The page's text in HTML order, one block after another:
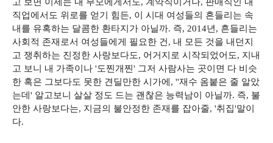
직업에서도 위로를 얻기 힘든, 이 시대 여성들의 흔들리는 속
내를 유혹하는 달콤한 환타지가 아닐까. 즉, 2014년, 흔들리는
사회적 존재로서 여성들에게 필요한 건, 내 모든 것을 내던지
고 쟁취하는 진정한 사랑보다도, 어거지로 시작되었어도, 지내
고 보니 내 가족이나 '도찐개찐' 그저 사람사는 곳이면 다 비슷
한 혹은 그보다도 못한 견딜만한 시가에, ''재수 옴붙은 줄 알았
는데' 알고보니 살살 정도 드는 괜찮은 능력남이 아닐까. 즉, 불
안한 사랑보다는, 지금의 불안정한 존재를 잡아줄, '취집'말이
다.